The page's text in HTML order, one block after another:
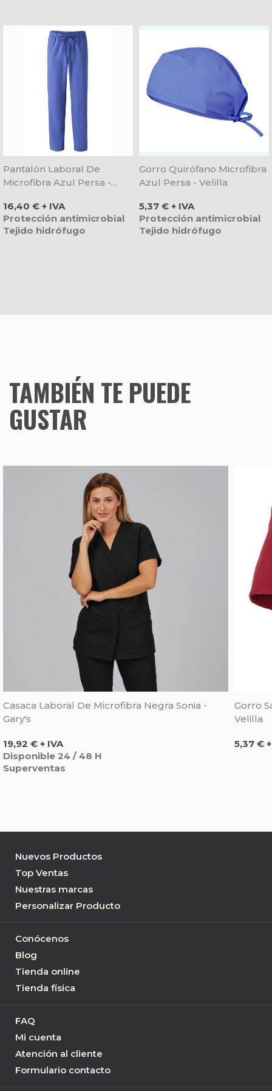
Pantalón Laboral De
Microfibra Azul Persa -
Precio
16,40 € + IVA
Protección antimicrobial
Tejido hidrófugo
Gorro Quirófano Microfibra
Azul Persa - Velilla
Precio
5,37 € + IVA
Protección antimicrobial
Tejido hidrófugo
TAMBIÉN TE PUEDE
GUSTAR
Casaca Laboral De Microfibra Negra Sonia -
Gary's
Precio
19,92 € + IVA
Disponible 24 / 48 H
Superventas
Gorro
Velilla
Precio
5,37 €
Nuevos Productos
Top Ventas
Nuestras marcas
Personalizar Producto
Conócenos
Blog
Tienda online
Tienda física
FAQ
Mi cuenta
Atención al cliente
Formulario contacto